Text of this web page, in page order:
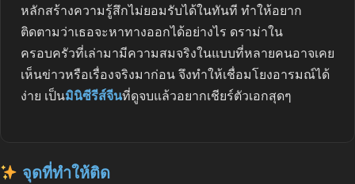
หลักสร้างความรู้สึกไม่ยอมรับได้ในทันที ทำให้อยาก
ติดตามว่าเธอจะหาทางออกได้อย่างไร ดราม่าใน
ครอบครัวที่เล่ามามีความสมจริงในแบบที่หลายคนอาจเคย
เห็นข่าวหรือเรื่องจริงมาก่อน จึงทำให้เชื่อมโยงอารมณ์ได้
ง่าย เป็นมินิซีรีส์จีนที่ดูจบแล้วอยากเชียร์ตัวเอกสุดๆ
จุดที่ทำให้ติด